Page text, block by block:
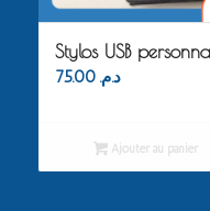
Stylos USB
د.م. 75.00
Ajouter au panier